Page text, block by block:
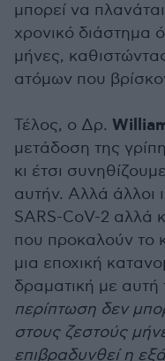
μπορεί να
χρονικό διάστημα
μήνες,
ατόμων που
Τέλος, ο Δρ.
μετάδοση της
κι έτσι
αυτήν. Αλλά άλλοι
SARS-CoV-2 αλλά
που προκαλούν το
μια εποχική
δραματική με αυτή
περίπτωση δεν
στους ζεστούς
επιβραδυνθεί η